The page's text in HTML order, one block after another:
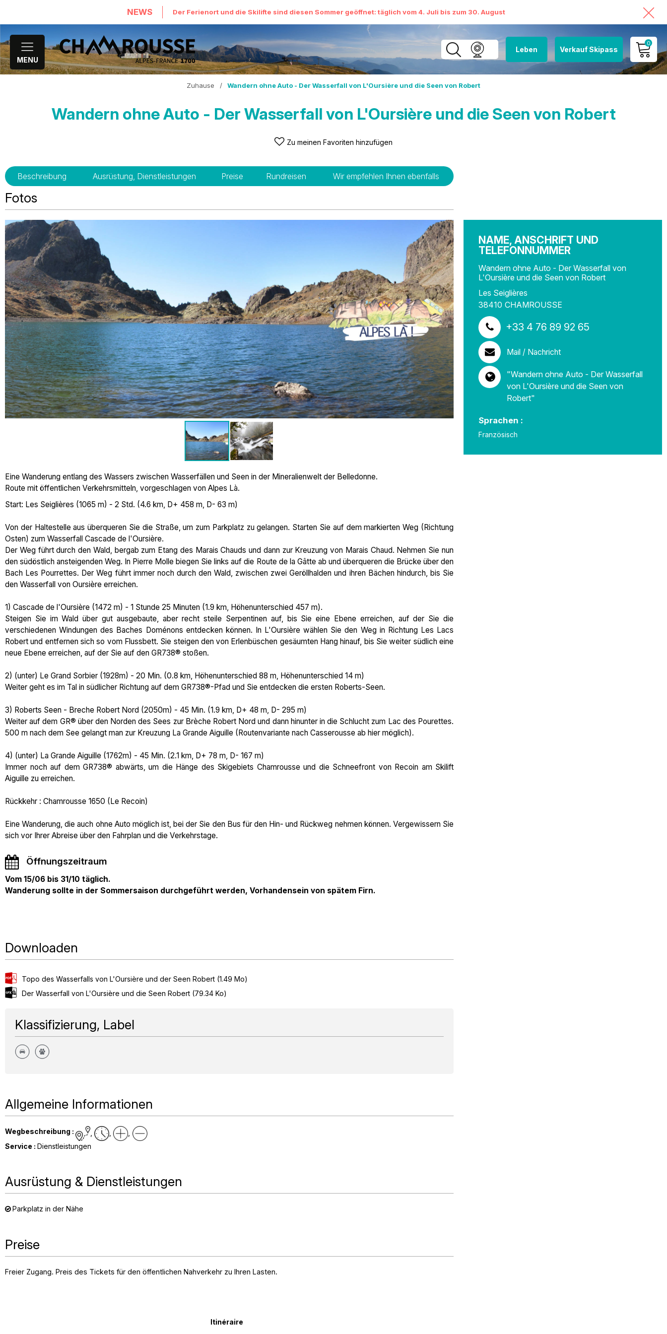
NEWS Der Ferienort und die Skilifte sind diesen Sommer geöffnet: täglich vom 4. Juli bis zum 30. August
MENU
Leben Verkauf Skipass
0
MEIN KONTO
Zuhause / Wandern ohne Auto - Der Wasserfall von L'Oursière und die Seen von Robert
Wandern ohne Auto - Der Wasserfall von L'Oursière und die Seen von Robert
Zu meinen Favoriten hinzufügen
Beschreibung Ausrüstung, Dienstleistungen Preise Rundreisen Wir empfehlen Ihnen ebenfalls
Fotos
NAME, ANSCHRIFT UND
TELEFONNUMMER
Wandern ohne Auto - Der Wasserfall von
L'Oursière und die Seen von Robert
Les Seiglières
38410 CHAMROUSSE
+33 4 76 89 92 65
Mail / Nachricht
"Wandern ohne Auto - Der Wasserfall
von L'Oursière und die Seen von
Robert"
Sprachen :
Französisch
Eine Wanderung entlang des Wassers zwischen Wasserfällen und Seen in der Mineralienwelt der Belledonne.
Route mit öffentlichen Verkehrsmitteln, vorgeschlagen von Alpes Là.
Start: Les Seiglières (1065 m) - 2 Std. (4.6 km, D+ 458 m, D- 63 m)
Von der Haltestelle aus überqueren Sie die Straße, um zum Parkplatz zu gelangen. Starten Sie auf dem markierten Weg (Richtung
Osten) zum Wasserfall Cascade de l'Oursière.
Der Weg führt durch den Wald, bergab zum Etang des Marais Chauds und dann zur Kreuzung von Marais Chaud. Nehmen Sie nun
den südöstlich ansteigenden Weg. In Pierre Molle biegen Sie links auf die Route de la Gâtte ab und überqueren die Brücke über den
Bach Les Pourrettes. Der Weg führt immer noch durch den Wald, zwischen zwei Geröllhalden und ihren Bächen hindurch, bis Sie
den Wasserfall von Oursière erreichen.
1) Cascade de l'Oursière (1472 m) - 1 Stunde 25 Minuten (1.9 km, Höhenunterschied 457 m).
Steigen Sie im Wald über gut ausgebaute, aber recht steile Serpentinen auf, bis Sie eine Ebene erreichen, auf der Sie die
verschiedenen Windungen des Baches Doménons entdecken können. In L'Oursière wählen Sie den Weg in Richtung Les Lacs
Robert und entfernen sich so vom Flussbett. Sie steigen den von Erlenbüschen gesäumten Hang hinauf, bis Sie weiter südlich eine
neue Ebene erreichen, auf der Sie auf den GR738® stoßen.
2) (unter) Le Grand Sorbier (1928m) - 20 Min. (0.8 km, Höhenunterschied 88 m, Höhenunterschied 14 m)
Weiter geht es im Tal in südlicher Richtung auf dem GR738®-Pfad und Sie entdecken die ersten Roberts-Seen.
3) Roberts Seen - Breche Robert Nord (2050m) - 45 Min. (1.9 km, D+ 48 m, D- 295 m)
Weiter auf dem GR® über den Norden des Sees zur Brèche Robert Nord und dann hinunter in die Schlucht zum Lac des Pourettes.
500 m nach dem See gelangt man zur Kreuzung La Grande Aiguille (Routenvariante nach Casserousse ab hier möglich).
4) (unter) La Grande Aiguille (1762m) - 45 Min. (2.1 km, D+ 78 m, D- 167 m)
Immer noch auf dem GR738® abwärts, um die Hänge des Skigebiets Chamrousse und die Schneefront von Recoin am Skilift
Aiguille zu erreichen.
Rückkehr : Chamrousse 1650 (Le Recoin)
Eine Wanderung, die auch ohne Auto möglich ist, bei der Sie den Bus für den Hin- und Rückweg nehmen können. Vergewissern Sie
sich vor Ihrer Abreise über den Fahrplan und die Verkehrstage.
Öffnungszeitraum
Vom 15/06 bis 31/10 täglich.
Wanderung sollte in der Sommersaison durchgeführt werden, Vorhandensein von spätem Firn.
Downloaden
Topo des Wasserfalls von L'Oursière und der Seen Robert (1.49 Mo)
Der Wasserfall von L'Oursière und die Seen Robert (79.34 Ko)
Klassifizierung, Label
Allgemeine Informationen
Wegbeschreibung :
Service : Dienstleistungen
Ausrüstung & Dienstleistungen
Parkplatz in der Nähe
Preise
Freier Zugang. Preis des Tickets für den öffentlichen Nahverkehr zu Ihren Lasten.
Itinéraire